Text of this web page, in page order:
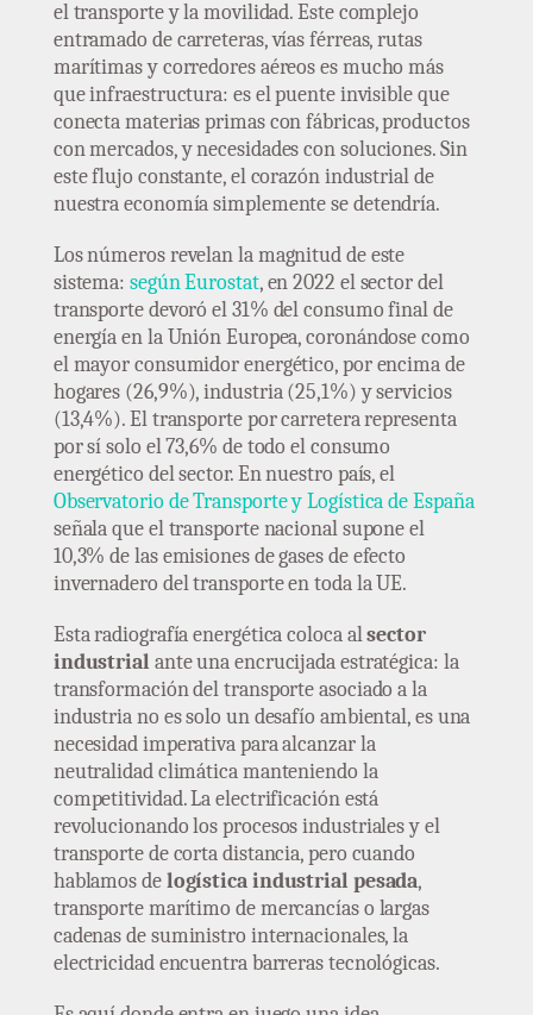
el transporte y la movilidad. Este complejo
entramado de carreteras, vías férreas, rutas
marítimas y corredores aéreos es mucho más
que infraestructura: es el puente invisible que
conecta materias primas con fábricas, productos
con mercados, y necesidades con soluciones. Sin
este flujo constante, el corazón industrial de
nuestra economía simplemente se detendría.
Los números revelan la magnitud de este
sistema: según Eurostat, en 2022 el sector del
transporte devoró el 31% del consumo final de
energía en la Unión Europea, coronándose como
el mayor consumidor energético, por encima de
hogares (26,9%), industria (25,1%) y servicios
(13,4%). El transporte por carretera representa
por sí solo el 73,6% de todo el consumo
energético del sector. En nuestro país, el
Observatorio de Transporte y Logística de España
señala que el transporte nacional supone el
10,3% de las emisiones de gases de efecto
invernadero del transporte en toda la UE.
Esta radiografía energética coloca alsector
industrial ante una encrucijada estratégica: la
transformación del transporte asociado a la
industria no es solo un desafío ambiental, es una
necesidad imperativa para alcanzar la
neutralidad climática manteniendo la
competitividad. La electrificación está
revolucionando los procesos industriales y el
transporte de corta distancia, pero cuando
hablamos delogística industrial pesada,
transporte marítimo de mercancías o largas
cadenas de suministro internacionales, la
electricidad encuentra barreras tecnológicas.